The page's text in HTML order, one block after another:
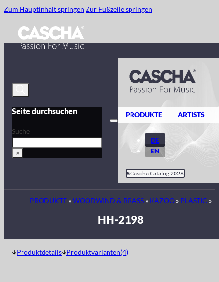
Zum Hauptinhalt springen Zur Fußzeile springen
Seite durchsuchen
Suche
×
PRODUKTE ARTISTS
DE
EN
Cascha Catalog 2026
PRODUKTE»WOODWIND & BRASS» KAZOO» PLASTIC »
HH-2198
Produktdetails Produktvarianten(4)